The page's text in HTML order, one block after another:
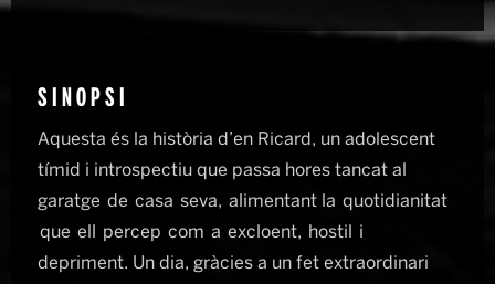
SINOPSI
Aquesta és la història d’en Ricard, un adolescent
tímid i introspectiu que passa hores tancat al
garatge de casa seva, alimentant la quotidianitat
que ell percep com a excloent, hostil i
depriment. Un dia, gràcies a un fet extraordinari